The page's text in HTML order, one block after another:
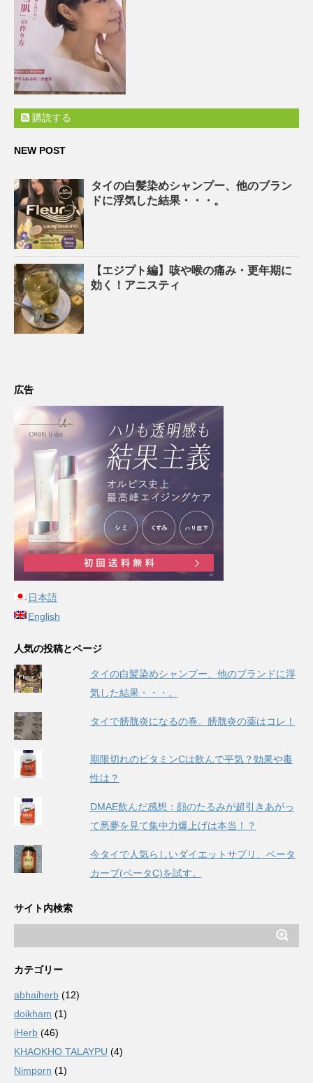
購読する
NEW POST
タイの白髪染めシャンプー、他のブラン
ドに浮気した結果・・・。
【エジプト編】咳や喉の痛み・更年期に
効く！アニスティ
広告
日本語
English
人気の投稿とページ
タイの白髪染めシャンプー、他のブランドに浮
気した結果・・・。
タイで膀胱炎になるの巻。膀胱炎の薬はコレ！
期限切れのビタミンCは飲んで平気？効果や毒
性は？
DMAE飲んだ感想：顔のたるみが超引きあがっ
て悪夢を見て集中力爆上げは本当！？
今タイで人気らしいダイエットサプリ、ベータ
カーブ(ベータC)を試す。
サイト内検索
カテゴリー
abhaiherb (12)
doikham (1)
iHerb (46)
KHAOKHO TALAYPU (4)
Nimporn (1)